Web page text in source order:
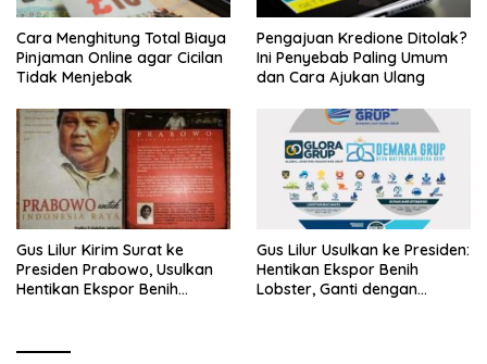
Cara Menghitung Total Biaya
Pinjaman Online agar Cicilan
Tidak Menjebak
Pengajuan Kredione Ditolak?
Ini Penyebab Paling Umum
dan Cara Ajukan Ulang
Gus Lilur Kirim Surat ke
Presiden Prabowo, Usulkan
Hentikan Ekspor Benih
Gus Lilur Usulkan ke Presiden:
Hentikan Ekspor Benih
Lobster, Ganti dengan